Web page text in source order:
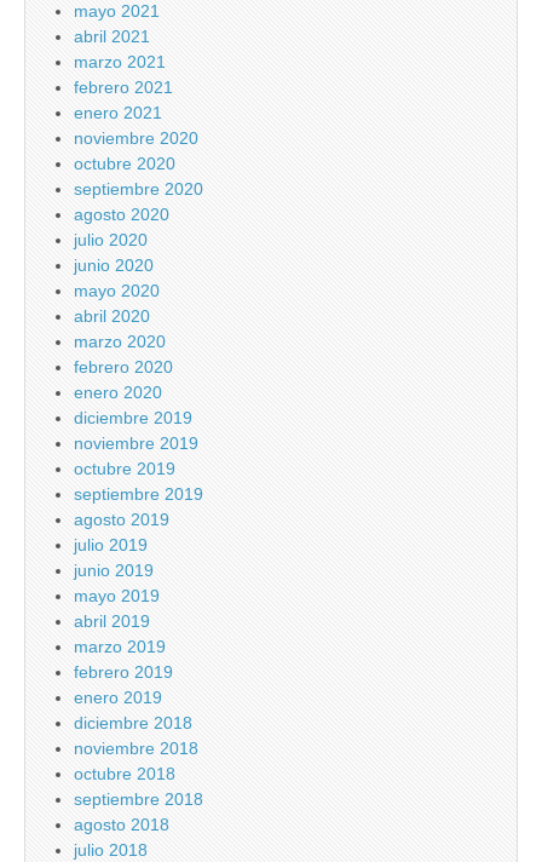
mayo 2021
abril 2021
marzo 2021
febrero 2021
enero 2021
noviembre 2020
octubre 2020
septiembre 2020
agosto 2020
julio 2020
junio 2020
mayo 2020
abril 2020
marzo 2020
febrero 2020
enero 2020
diciembre 2019
noviembre 2019
octubre 2019
septiembre 2019
agosto 2019
julio 2019
junio 2019
mayo 2019
abril 2019
marzo 2019
febrero 2019
enero 2019
diciembre 2018
noviembre 2018
octubre 2018
septiembre 2018
agosto 2018
julio 2018